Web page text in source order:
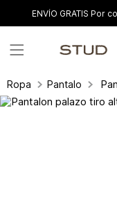
ENVÍO GRATIS Por
Ropa Pantalones y